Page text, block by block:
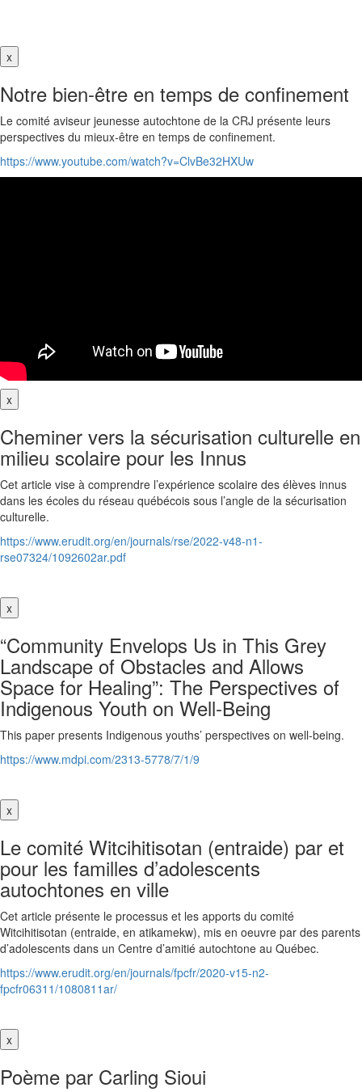
x
Notre bien-être en temps de confinement
Le comité aviseur jeunesse autochtone de la CRJ présente leurs
perspectives du mieux-être en temps de confinement.
https://www.youtube.com/watch?v=ClvBe32HXUw
x
Cheminer vers la sécurisation culturelle en
milieu scolaire pour les Innus
Cet article vise à comprendre l’expérience scolaire des élèves innus
dans les écoles du réseau québécois sous l’angle de la sécurisation
culturelle.
https://www.erudit.org/en/journals/rse/2022-v48-n1-
rse07324/1092602ar.pdf
x
“Community Envelops Us in This Grey
Landscape of Obstacles and Allows
Space for Healing”: The Perspectives of
Indigenous Youth on Well-Being
This paper presents Indigenous youths’ perspectives on well-being.
https://www.mdpi.com/2313-5778/7/1/9
x
Le comité Witcihitisotan (entraide) par et
pour les familles d’adolescents
autochtones en ville
Cet article présente le processus et les apports du comité
Witcihitisotan (entraide, en atikamekw), mis en oeuvre par des parents
d’adolescents dans un Centre d’amitié autochtone au Québec.
https://www.erudit.org/en/journals/fpcfr/2020-v15-n2-
fpcfr06311/1080811ar/
x
Poème par Carling Sioui